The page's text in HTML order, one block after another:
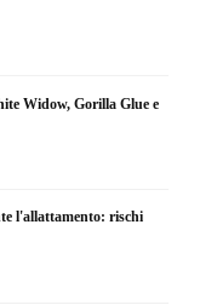
Widow, Gorilla Glue e
l'allattamento: rischi